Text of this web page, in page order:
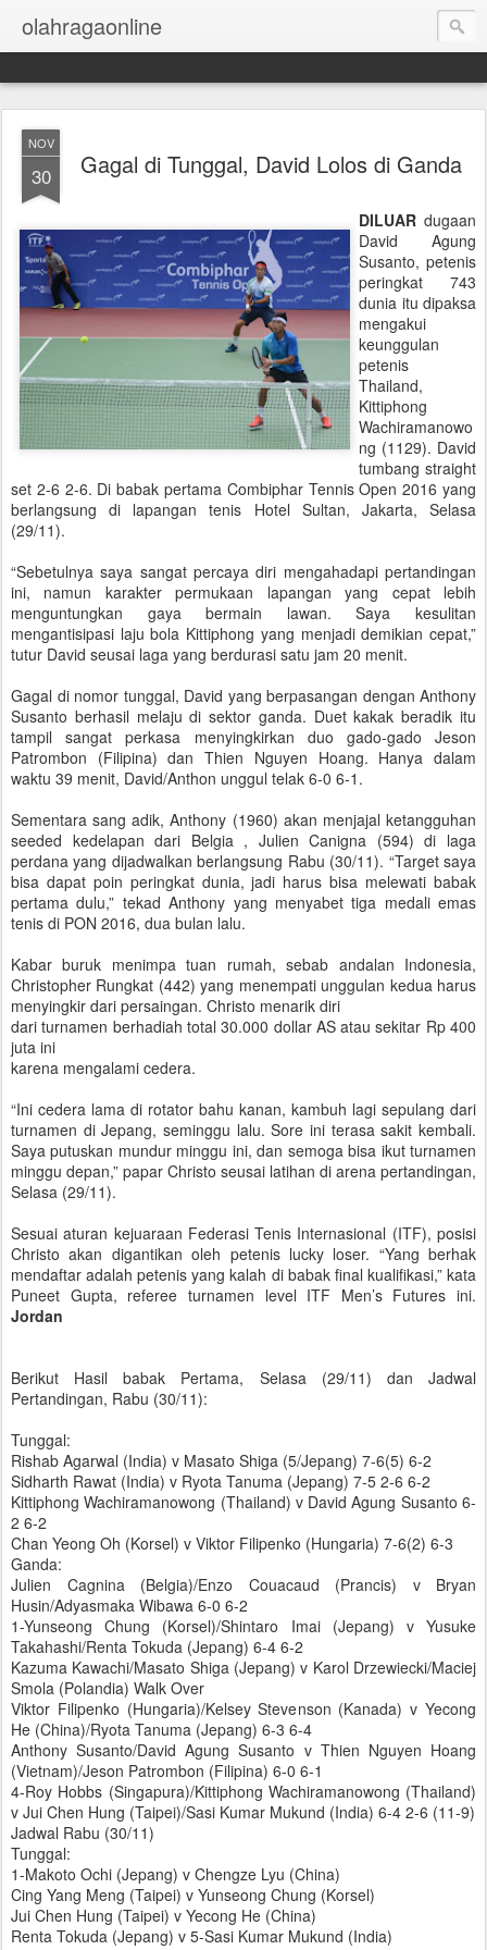
olahragaonline
NOV
30 Gagal di Tunggal, David Lolos di Ganda
DILUAR dugaan
David Agung
Susanto, petenis
peringkat 743
dunia itu dipaksa
mengakui
keunggulan
petenis
Thailand,
Kittiphong
Wachiramanowo
ng (1129). David
tumbang straight
set 2-6 2-6. Di babak pertama Combiphar Tennis Open 2016 yang
berlangsung di lapangan tenis Hotel Sultan, Jakarta, Selasa
(29/11).
“Sebetulnya saya sangat percaya diri mengahadapi pertandingan
ini, namun karakter permukaan lapangan yang cepat lebih
menguntungkan gaya bermain lawan. Saya kesulitan
mengantisipasi laju bola Kittiphong yang menjadi demikian cepat,”
tutur David seusai laga yang berdurasi satu jam 20 menit.
Gagal di nomor tunggal, David yang berpasangan dengan Anthony
Susanto berhasil melaju di sektor ganda. Duet kakak beradik itu
tampil sangat perkasa menyingkirkan duo gado-gado Jeson
Patrombon (Filipina) dan Thien Nguyen Hoang. Hanya dalam
waktu 39 menit, David/Anthon unggul telak 6-0 6-1.
Sementara sang adik, Anthony (1960) akan menjajal ketangguhan
seeded kedelapan dari Belgia , Julien Canigna (594) di laga
perdana yang dijadwalkan berlangsung Rabu (30/11). “Target saya
bisa dapat poin peringkat dunia, jadi harus bisa melewati babak
pertama dulu,” tekad Anthony yang menyabet tiga medali emas
tenis di PON 2016, dua bulan lalu.
Kabar buruk menimpa tuan rumah, sebab andalan Indonesia,
Christopher Rungkat (442) yang menempati unggulan kedua harus
menyingkir dari persaingan. Christo menarik diri
dari turnamen berhadiah total 30.000 dollar AS atau sekitar Rp 400
juta ini
karena mengalami cedera.
“Ini cedera lama di rotator bahu kanan, kambuh lagi sepulang dari
turnamen di Jepang, seminggu lalu. Sore ini terasa sakit kembali.
Saya putuskan mundur minggu ini, dan semoga bisa ikut turnamen
minggu depan,” papar Christo seusai latihan di arena pertandingan,
Selasa (29/11).
Sesuai aturan kejuaraan Federasi Tenis Internasional (ITF), posisi
Christo akan digantikan oleh petenis lucky loser. “Yang berhak
mendaftar adalah petenis yang kalah di babak final kualifikasi,” kata
Puneet Gupta, referee turnamen level ITF Men’s Futures ini.
Jordan
Berikut Hasil babak Pertama, Selasa (29/11) dan Jadwal
Pertandingan, Rabu (30/11):
Tunggal:
Rishab Agarwal (India) v Masato Shiga (5/Jepang) 7-6(5) 6-2
Sidharth Rawat (India) v Ryota Tanuma (Jepang) 7-5 2-6 6-2
Kittiphong Wachiramanowong (Thailand) v David Agung Susanto 6-
2 6-2
Chan Yeong Oh (Korsel) v Viktor Filipenko (Hungaria) 7-6(2) 6-3
Ganda:
Julien Cagnina (Belgia)/Enzo Couacaud (Prancis) v Bryan
Husin/Adyasmaka Wibawa 6-0 6-2
1-Yunseong Chung (Korsel)/Shintaro Imai (Jepang) v Yusuke
Takahashi/Renta Tokuda (Jepang) 6-4 6-2
Kazuma Kawachi/Masato Shiga (Jepang) v Karol Drzewiecki/Maciej
Smola (Polandia) Walk Over
Viktor Filipenko (Hungaria)/Kelsey Stevenson (Kanada) v Yecong
He (China)/Ryota Tanuma (Jepang) 6-3 6-4
Anthony Susanto/David Agung Susanto v Thien Nguyen Hoang
(Vietnam)/Jeson Patrombon (Filipina) 6-0 6-1
4-Roy Hobbs (Singapura)/Kittiphong Wachiramanowong (Thailand)
v Jui Chen Hung (Taipei)/Sasi Kumar Mukund (India) 6-4 2-6 (11-9)
Jadwal Rabu (30/11)
Tunggal:
1-Makoto Ochi (Jepang) v Chengze Lyu (China)
Cing Yang Meng (Taipei) v Yunseong Chung (Korsel)
Jui Chen Hung (Taipei) v Yecong He (China)
Renta Tokuda (Jepang) v 5-Sasi Kumar Mukund (India)